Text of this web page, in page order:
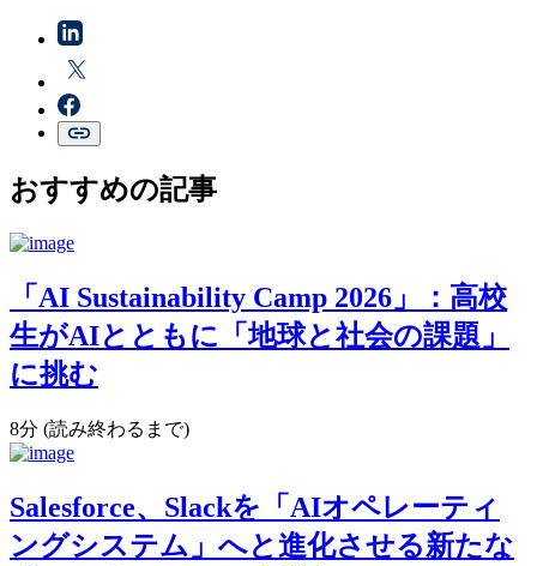
おすすめの記事
「AI Sustainability Camp 2026」：高校
生がAIとともに「地球と社会の課題」
に挑む
8分 (読み終わるまで)
Salesforce、Slackを「AIオペレーティ
ングシステム」へと進化させる新たな